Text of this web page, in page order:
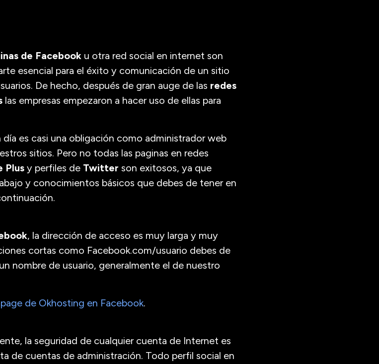
de Facebook u otra red social en internet son
esencial para el éxito y comunicación de un sitio
De hecho, después de gran auge de las redes
las empresas empezaron a hacer uso de ellas para
es casi una obligación como administrador web
sitios. Pero no todas las paginas en redes
Plus y perfiles de Twitter son exitosos, ya que
y conocimientos básicos que debes de tener en
, la dirección de acceso es muy larga y muy
cortas como Facebook.com/usuario debes de
nombre de usuario, generalmente el de nuestro
de Okhosting en Facebook.
la seguridad de cualquier cuenta de Internet es
de cuentas de administración. Todo perfil social en